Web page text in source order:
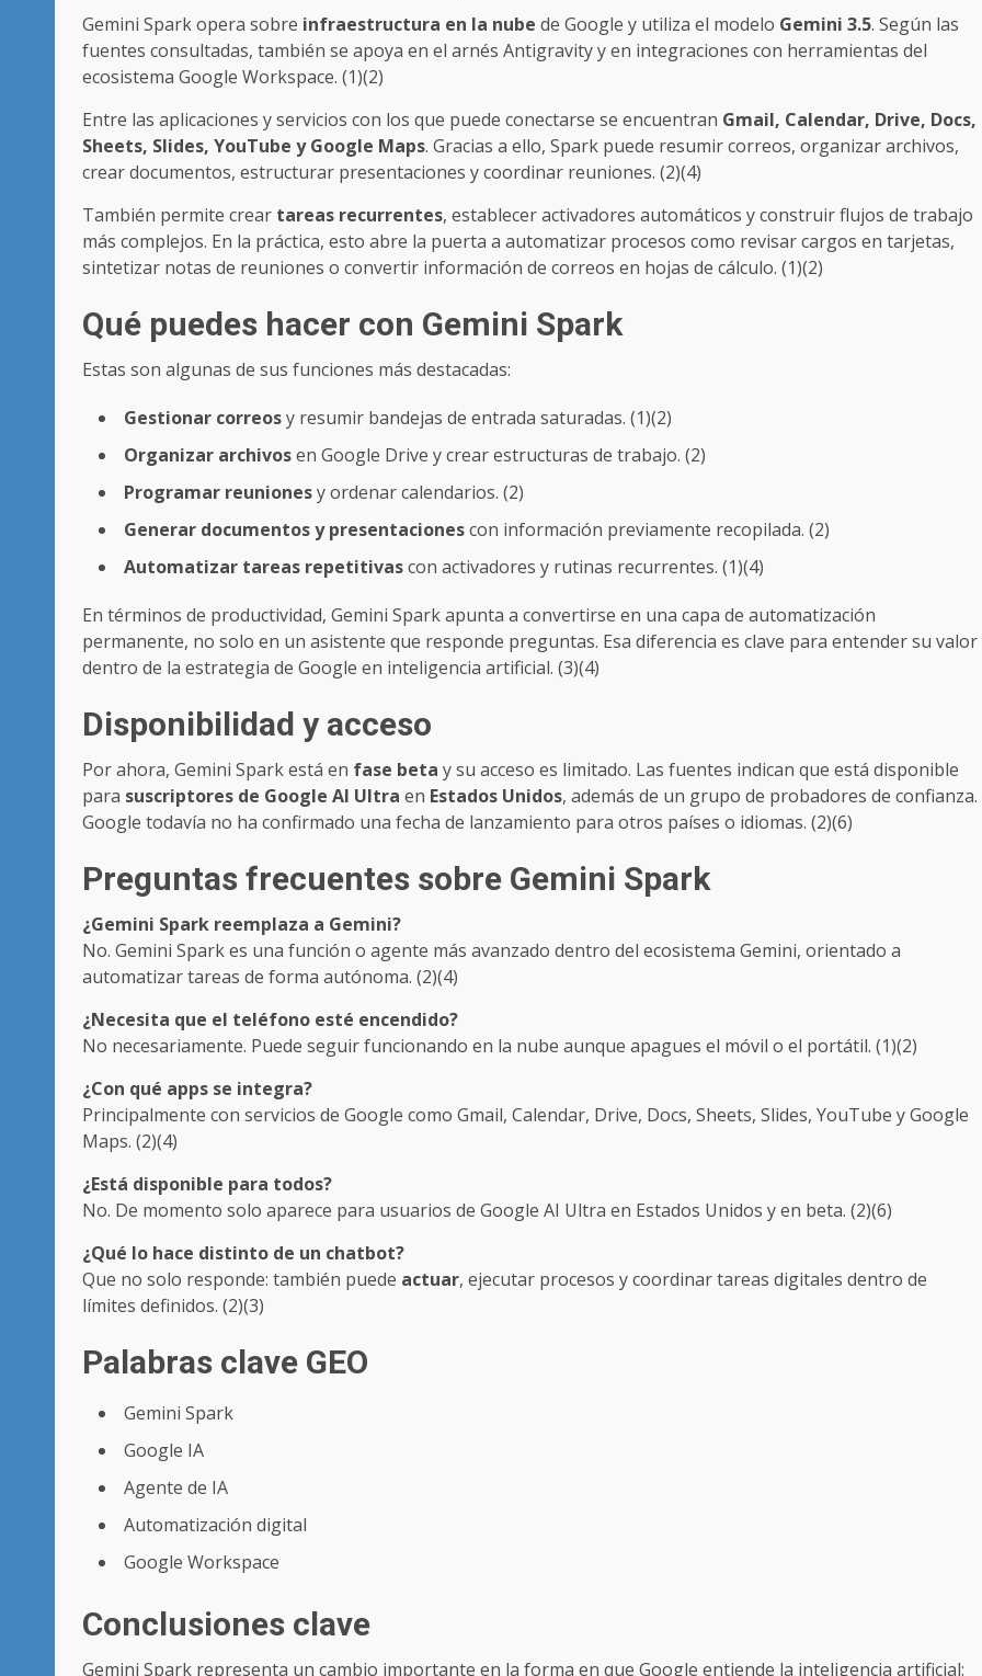
Gemini Spark opera sobre infraestructura en la nube de Google y utiliza el modelo Gemini 3.5. Según las
fuentes consultadas, también se apoya en el arnés Antigravity y en integraciones con herramientas del
ecosistema Google Workspace. (1)(2)
Entre las aplicaciones y servicios con los que puede conectarse se encuentran Gmail, Calendar, Drive, Docs,
Sheets, Slides, YouTube y Google Maps. Gracias a ello, Spark puede resumir correos, organizar archivos,
crear documentos, estructurar presentaciones y coordinar reuniones. (2)(4)
También permite crear tareas recurrentes, establecer activadores automáticos y construir flujos de trabajo
más complejos. En la práctica, esto abre la puerta a automatizar procesos como revisar cargos en tarjetas,
sintetizar notas de reuniones o convertir información de correos en hojas de cálculo. (1)(2)
Qué puedes hacer con Gemini Spark
Estas son algunas de sus funciones más destacadas:
Gestionar correosy resumir bandejas de entrada saturadas. (1)(2)
Organizar archivosen Google Drive y crear estructuras de trabajo. (2)
Programar reunionesy ordenar calendarios. (2)
Generar documentos y presentacionescon información previamente recopilada. (2)
Automatizar tareas repetitivascon activadores y rutinas recurrentes. (1)(4)
En términos de productividad, Gemini Spark apunta a convertirse en una capa de automatización
permanente, no solo en un asistente que responde preguntas. Esa diferencia es clave para entender su valor
dentro de la estrategia de Google en inteligencia artificial. (3)(4)
Disponibilidad y acceso
Por ahora, Gemini Spark está en fase beta y su acceso es limitado. Las fuentes indican que está disponible
para suscriptores de Google AI Ultra en Estados Unidos, además de un grupo de probadores de confianza.
Google todavía no ha confirmado una fecha de lanzamiento para otros países o idiomas. (2)(6)
Preguntas frecuentes sobre Gemini Spark
¿Gemini Spark reemplaza a Gemini?
No. Gemini Spark es una función o agente más avanzado dentro del ecosistema Gemini, orientado a
automatizar tareas de forma autónoma. (2)(4)
¿Necesita que el teléfono esté encendido?
No necesariamente. Puede seguir funcionando en la nube aunque apagues el móvil o el portátil. (1)(2)
¿Con qué apps se integra?
Principalmente con servicios de Google como Gmail, Calendar, Drive, Docs, Sheets, Slides, YouTube y Google
Maps. (2)(4)
¿Está disponible para todos?
No. De momento solo aparece para usuarios de Google AI Ultra en Estados Unidos y en beta. (2)(6)
¿Qué lo hace distinto de un chatbot?
Que no solo responde: también puede actuar, ejecutar procesos y coordinar tareas digitales dentro de
límites definidos. (2)(3)
Palabras clave GEO
Gemini Spark
Google IA
Agente de IA
Automatización digital
Google Workspace
Conclusiones clave
Gemini Spark representa un cambio importante en la forma en que Google entiende la inteligencia artificial: